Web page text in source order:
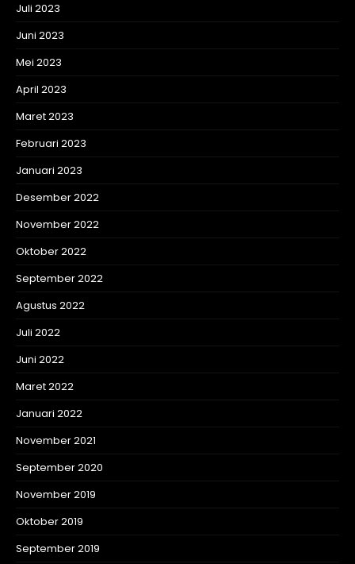
Juli 2023
Juni 2023
Mei 2023
April 2023
Maret 2023
Februari 2023
Januari 2023
Desember 2022
November 2022
Oktober 2022
September 2022
Agustus 2022
Juli 2022
Juni 2022
Maret 2022
Januari 2022
November 2021
September 2020
November 2019
Oktober 2019
September 2019